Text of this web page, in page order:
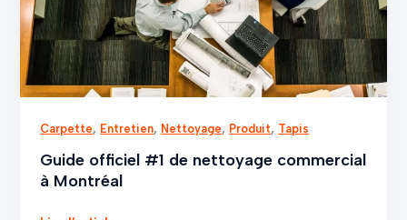
Carpette, Entretien, Nettoyage, Produit, Tapis
Guide officiel #1 de nettoyage commercial
à Montréal
à
Montréal